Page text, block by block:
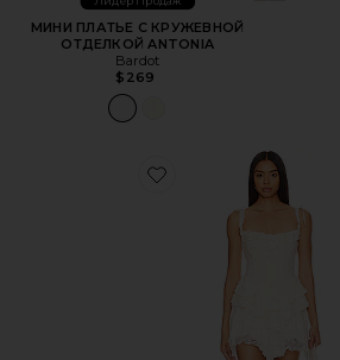
МИНИ ПЛАТЬЕ С КРУЖЕВНОЙ
ОТДЕЛКОЙ ANTONIA
Bardot
$269
Favorite МИНИ ПЛАТЬЕ ANN